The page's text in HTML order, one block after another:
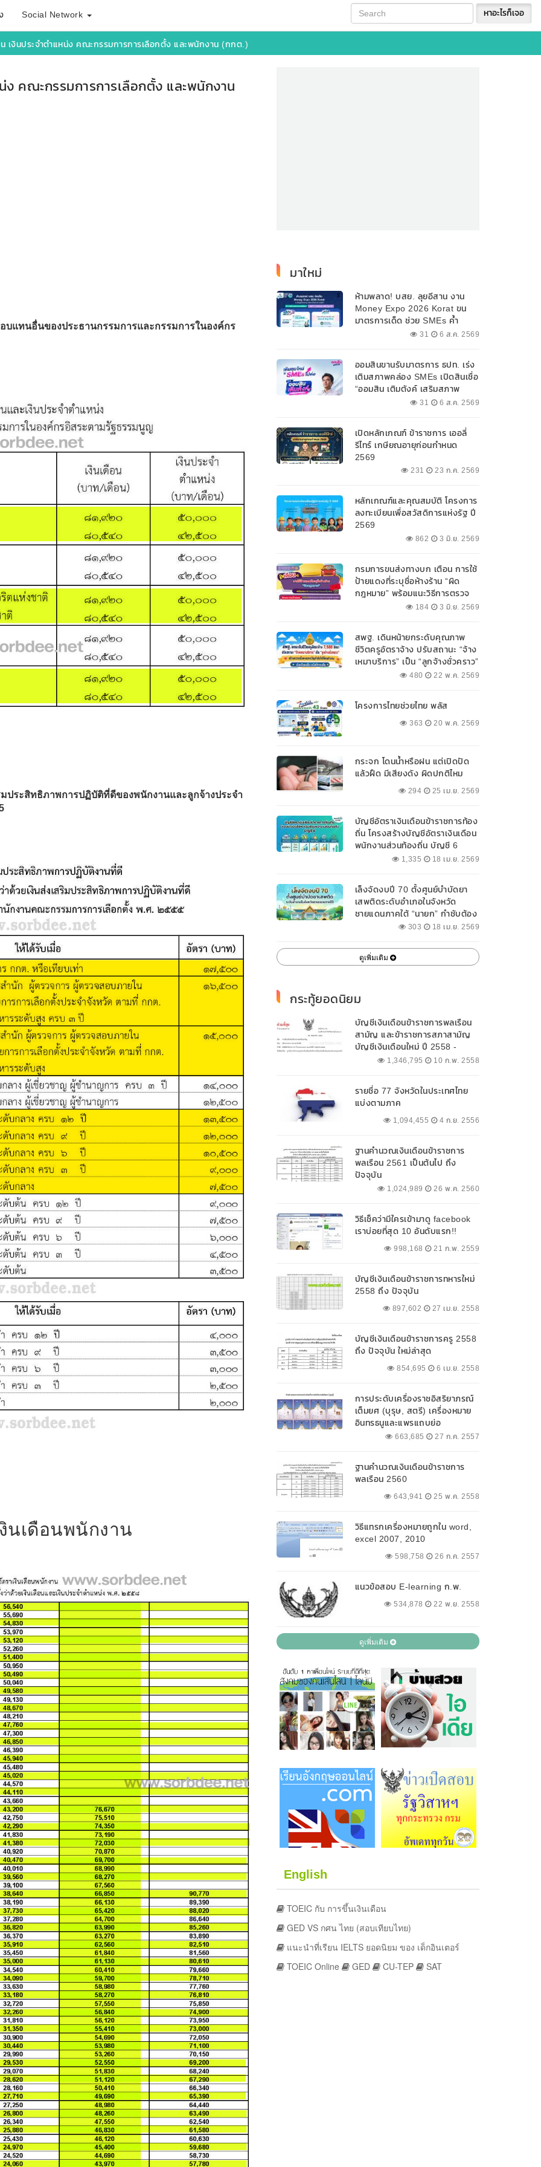
Social Network หาอะไรก็เจอ
เงินประจำตำแหน่ง คณะกรรมการการเลือกตั้ง และพนักงาน (กกต.)
ง คณะกรรมการการเลือกตั้ง และพนักงาน
บแทนอื่นของประธานกรรมการและกรรมการในองค์กร
มประสิทธิภาพการปฏิบัติที่ดีของพนักงานและลูกจ้างประจำ
นเดือนพนักงาน
มาใหม่
ห้ามพลาด! บสย. ลุยอีสาน งาน
Money Expo 2026 Korat ขน
มาตรการเด็ด ช่วย SMEs ค้ำ
ประกันสินเชื่อ-แก้หนี้ 7-9 ส.ค. 69
31 6 ส.ค. 2569
ออมสินขานรับมาตรการ ธปท. เร่ง
เติมสภาพคล่อง SMEs เปิดสินเชื่อ
“ออมสิน เติมตังค์ เสริมสภาพ
คล่อง” วงเงินรวม 2,000
วงเงินกู้สูงสุด 100% ของหลัก
ประกัน ผ่อนนานสูงสุด 10 ปี
31 6 ส.ค. 2569
เปิดหลักเกณฑ์ ข้าราชการ เออลี่
รีไทร์ เกษียณอายุก่อนกำหนด
2569
231 23 ก.ค. 2569
หลักเกณฑ์และคุณสมบัติ โครงการ
ลงทะเบียนเพื่อสวัสดิการแห่งรัฐ ปี
2569
862 3 มิ.ย. 2569
กรมการขนส่งทางบก เตือน การใช้
ป้ายแดงที่ระบุชื่อห้างร้าน “ผิด
กฎหมาย” พร้อมแนะวิธีการตรวจ
สอบป้ายแดงที่ถูกต้อง
184 3 มิ.ย. 2569
สพฐ. เดินหน้ายกระดับคุณภาพ
ชีวิตครูอัตราจ้าง ปรับสถานะ “จ้าง
เหมาบริการ” เป็น “ลูกจ้างชั่วคราว”
480 22 พ.ค. 2569
โครงการไทยช่วยไทย พลัส
363 20 พ.ค. 2569
กระจก โดนน้ำหรือฝน แต่เปิดปัด
แล้วฝืด มีเสียงดัง ผิดปกติไหม
294 25 เม.ย. 2569
บัญชีอัตราเงินเดือนข้าราชการท้อง
ถิ่น โครงสร้างบัญชีอัตราเงินเดือน
พนักงานส่วนท้องถิ่น บัญชี 6
1,335 18 เม.ย. 2569
เล็งจัดงบปี 70 ตั้งศูนย์บำบัดยา
เสพติดระดับอำเภอในจังหวัด
ชายแดนภาคใต้ “นายก” กำชับต้อง
ออกแบบเฉพาะให้สอดคล้องกับ
303 18 เม.ย. 2569
ดูเพิ่มเติม
กระทู้ยอดนิยม
บัญชีเงินเดือนข้าราชการพลเรือน
สามัญ และข้าราชการสภาสามัญ
บัญชีเงินเดือนใหม่ ปี 2558 -
2562 ปัจจุบัน1,346,795 10 ก.พ. 2558
รายชื่อ 77 จังหวัดในประเทศไทย
แบ่งตามภาค
1,094,455 4 ก.ย. 2556
ฐานคำนวณเงินเดือนข้าราชการ
พลเรือน 2561 เป็นต้นไป ถึง
ปัจจุบัน
1,024,989 26 พ.ค. 2560
วิธีเช็คว่ามีใครเข้ามาดู facebook
เราบ่อยที่สุด 10 อันดับแรก!!
998,168 21 ก.พ. 2559
บัญชีเงินเดือนข้าราชการทหารใหม่
2558 ถึง ปัจจุบัน
897,602 27 เม.ย. 2558
บัญชีเงินเดือนข้าราชการครู 2558
ถึง ปัจจุบัน ใหม่ล่าสุด
854,695 6 เม.ย. 2558
การประดับเครื่องราชอิสริยาภรณ์
เต็มยศ (บุรุษ, สตรี) เครื่องหมาย
อินทรธนูและแพรแถบย่อ
663,685 27 ก.ค. 2557
ฐานคำนวณเงินเดือนข้าราชการ
พลเรือน 2560
643,941 25 พ.ค. 2558
วิธีแทรกเครื่องหมายถูกใน word,
excel 2007, 2010
598,758 26 ก.ค. 2557
แนวข้อสอบ E-learning ก.พ.
534,878 22 พ.ย. 2558
ดูเพิ่มเติม
English
TOEIC กับ การขึ้นเงินเดือน
GED VS กศน ไทย (สอบเทียบไทย)
แนะนำที่เรียน IELTS ยอดนิยม ของ เด็กอินเตอร์
TOEIC Online
GED CU-TEP SAT